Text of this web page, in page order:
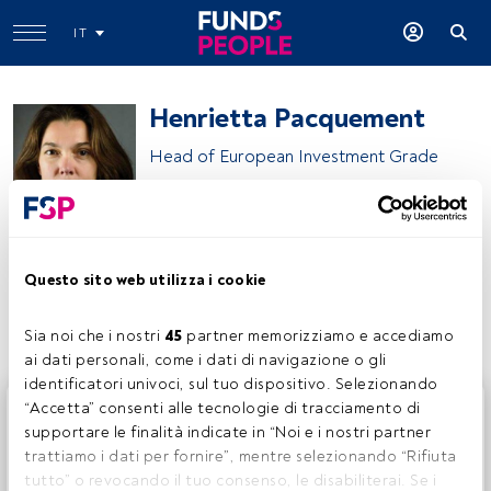
Questo sito web utilizza i cookie
Sia noi che i nostri 45 partner memorizziamo e accediamo
ai dati personali, come i dati di navigazione o gli
identificatori univoci, sul tuo dispositivo. Selezionando
“Accetta” consenti alle tecnologie di tracciamento di
supportare le finalità indicate in “Noi e i nostri partner
trattiamo i dati per fornire”, mentre selezionando “Rifiuta
tutto” o revocando il tuo consenso, le disabiliterai. Se i
IT
Henrietta Pacquement
Head of European Investment Grade
Condividi:
Questo è un articolo riservato agli utenti FundsPeople. Se
sei già registrato, accedi tramite il pulsante Login. Se non
hai ancora un account, ti invitiamo a registrarti per scoprire
tutti i contenuti che FundsPeople ha da offrire.